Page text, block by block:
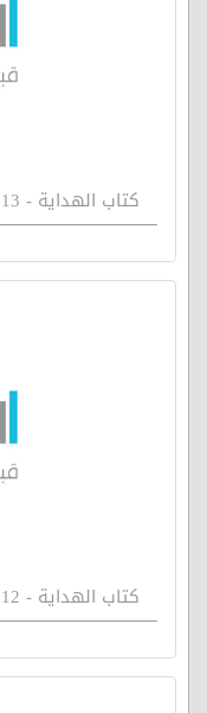
كتاب الهداية - 13
كتاب الهداية - 12